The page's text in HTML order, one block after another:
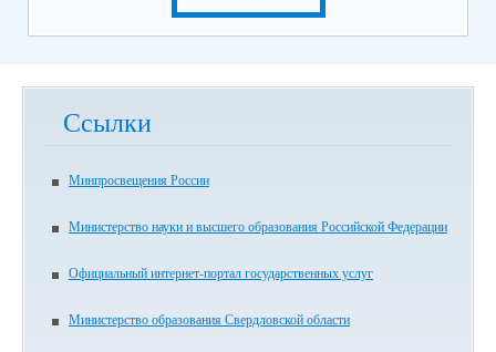
Ссылки
Минпросвещения России
Министерство науки и высшего образования Российской Федерации
Официальный интернет-портал государственных услуг
Министерство образования Свердловской области